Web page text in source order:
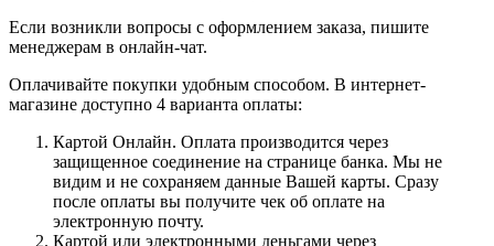
Если возникли вопросы с оформлением заказа, пишите
менеджерам в онлайн-чат.
Оплачивайте покупки удобным способом. В интернет-
магазине доступно 4 варианта оплаты:
Картой Онлайн. Оплата производится через
защищенное соединение на странице банка. Мы не
видим и не сохраняем данные Вашей карты. Сразу
после оплаты вы получите чек об оплате на
электронную почту.
Картой или электронными деньгами через